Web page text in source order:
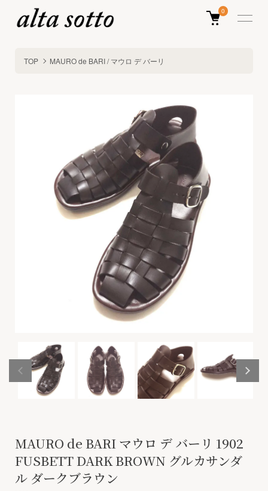
0
TOP MAURO de BARI / マウロ デ バーリ
MAURO de BARI マウロ デ バーリ 1902
FUSBETT DARK BROWN グルカサンダ
ル ダークブラウン